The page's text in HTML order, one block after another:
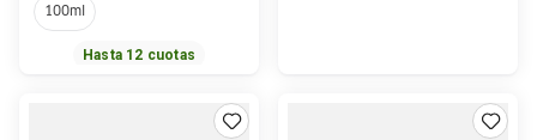
100ml
Hasta 12 cuotas